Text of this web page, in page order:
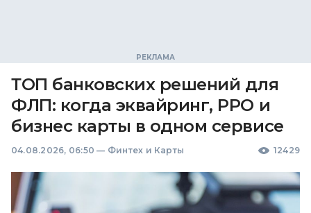
ТОП банковских решений для
ФЛП: когда эквайринг, РРО и
бизнес карты в одном сервисе
04.08.2026, 06:50 — Финтех и Карты 12429